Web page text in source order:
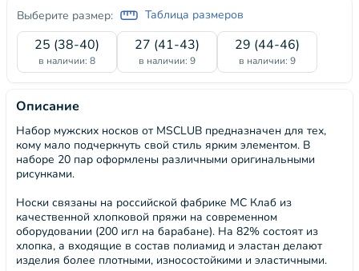
Выберите размер: Таблица размеров
25 (38-40)
в наличии: 8
27 (41-43)
в наличии: 9
29 (44-46)
в наличии: 9
Описание
Набор мужских носков от MSCLUB предназначен для тех,
кому мало подчеркнуть свой стиль ярким элементом. В
наборе 20 пар оформлены различными оригинальными
рисунками.
Носки связаны на российской фабрике МС Клаб из
качественной хлопковой пряжи на современном
оборудовании (200 игл на барабане). На 82% состоят из
хлопка, а входящие в состав полиамид и эластан делают
изделия более плотными, износостойкими и эластичными.